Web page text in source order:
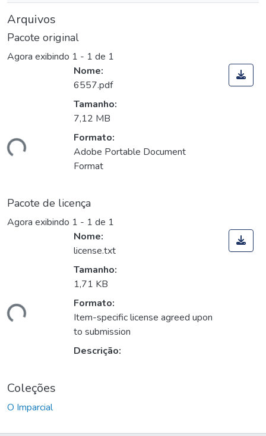
Arquivos
Pacote original
Agora exibindo 1 - 1 de 1
Nome:
6557.pdf
Tamanho:
7,12 MB
Formato:
Adobe Portable Document
Format
Pacote de licença
Agora exibindo 1 - 1 de 1
Nome:
license.txt
Tamanho:
1,71 KB
Formato:
Item-specific license agreed upon
to submission
Descrição:
Coleções
O Imparcial